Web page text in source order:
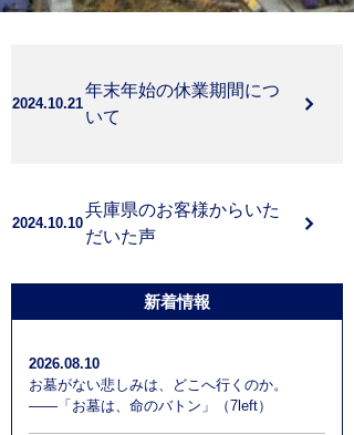
石について
お客様の声
お問い合わせ
2024.10.21
年末年始の休業期間につ
いて
2024.10.10
兵庫県のお客様からいた
だいた声
新着情報
2026.08.10
お墓がない悲しみは、どこへ行くのか。
――「お墓は、命のバトン」（7left）